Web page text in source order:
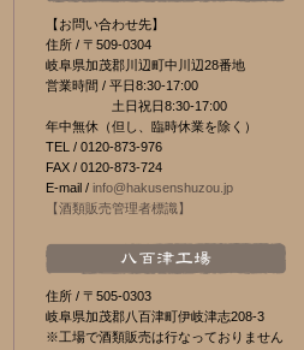
【お問い合わせ先】
住所 / 〒509-0304
岐阜県加茂郡川辺町中川辺28番地
営業時間 / 平日8:30-17:00
土日祝日8:30-17:00
年中無休（但し、臨時休業を除く）
TEL / 0120-873-976
FAX / 0120-873-724
E-mail / info@hakusenshuzou.jp
【酒類販売管理者標識】
住所 / 〒505-0303
岐阜県加茂郡八百津町伊岐津志208-3
※工場で酒類販売は行なっておりません